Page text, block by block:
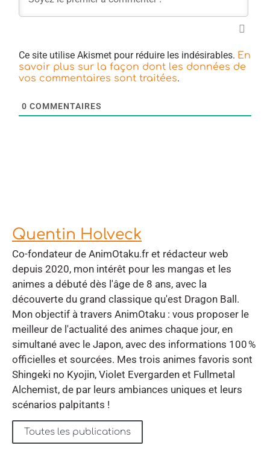
Ce site utilise Akismet pour réduire les indésirables. En
savoir plus sur la façon dont les données de
vos commentaires sont traitées.
0 COMMENTAIRES
Quentin Holveck
Co-fondateur de AnimOtaku.fr et rédacteur web
depuis 2020, mon intérêt pour les mangas et les
animes a débuté dès l'âge de 8 ans, avec la
découverte du grand classique qu'est Dragon Ball.
Mon objectif à travers AnimOtaku : vous proposer le
meilleur de l'actualité des animes chaque jour, en
simultané avec le Japon, avec des informations 100 %
officielles et sourcées. Mes trois animes favoris sont
Shingeki no Kyojin, Violet Evergarden et Fullmetal
Alchemist, de par leurs ambiances uniques et leurs
scénarios palpitants !
Toutes les publications